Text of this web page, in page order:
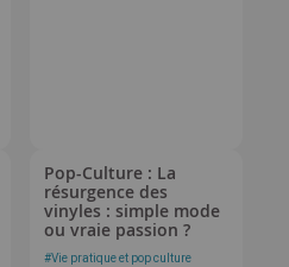
Pop-Culture : La
résurgence des
vinyles : simple mode
ou vraie passion ?
#Vie pratique et pop culture